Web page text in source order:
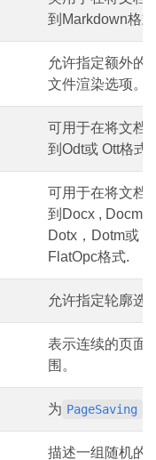
到Markdown格
允许指定额外的
文件渲染选项。
可用于在将文档
到Odt或 Ott格式.
可用于在将文档
到Docx , Docm，
Dotx，Dotm或
FlatOpc格式.
允许指定轮廓选
表示连续的页面
围。
为 PageSaving
描述一组随机的